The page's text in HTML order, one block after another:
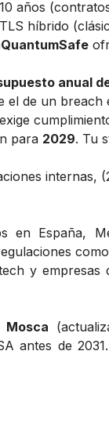
años
híbrido
anual
el de un breach
para 2029. Tu
internas,
en España,
y empresas
Mosca
antes de